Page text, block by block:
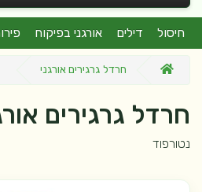
חיסול דילים אורגני בפיקוח
חרדל גרגירים אורגני
חרדל גרגירים
נטורפוד